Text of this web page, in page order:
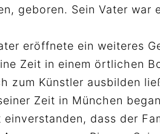
geboren. Sein Vater
eröffnete ein weiteres
Zeit in einem örtlichen
zum Künstler ausbilden
Zeit in München
dass der